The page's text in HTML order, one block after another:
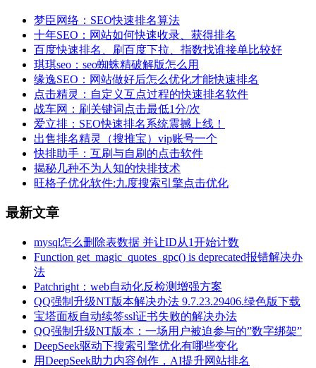
梦臣网络：SEO快速排名算法
十年SEO：网站如何快速收录、获得排名
百度快速排名、刷百度下拉、指数找谁接单比较好
琪琪seo：seo蜘蛛精破解版怎么用
缘逸SEO：网站做好后怎么优化才能快速排名
点击精灵：自定义互点过程的快速排名软件
战车网：刷关键词点击最低1分/次
爱立排：SEO快速排名系统震撼上线！
出售排名精灵（搜推宝）vip账号一个
快排助手：互刷与自刷的点击软件
揭秘几种不为人知的快排技术
旺格子优化软件:九度搜索引擎点击优化
最新文章
mysql怎么删除表数据 并让ID从1开始计数
Function get_magic_quotes_gpc() is deprecated报错解决办
法
Patchright：web自动化反检测增强方案
QQ强制升级NT版本解决办法 9.7.23.29406.绿色版下载
宝塔面板自动续签ssl证书失败的解决办法
QQ强制升级NT版本：一场用户被迫参与的”数字绑架”
DeepSeek驱动下搜索引擎优化有哪些变化
用DeepSeek助力内容创作，AI提升网站排名